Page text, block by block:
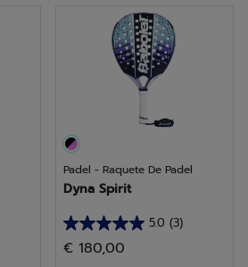
análises
Padel - Raquete De Padel
Dyna Spirit
5.0 (3)
5.0
em
€ 180,00